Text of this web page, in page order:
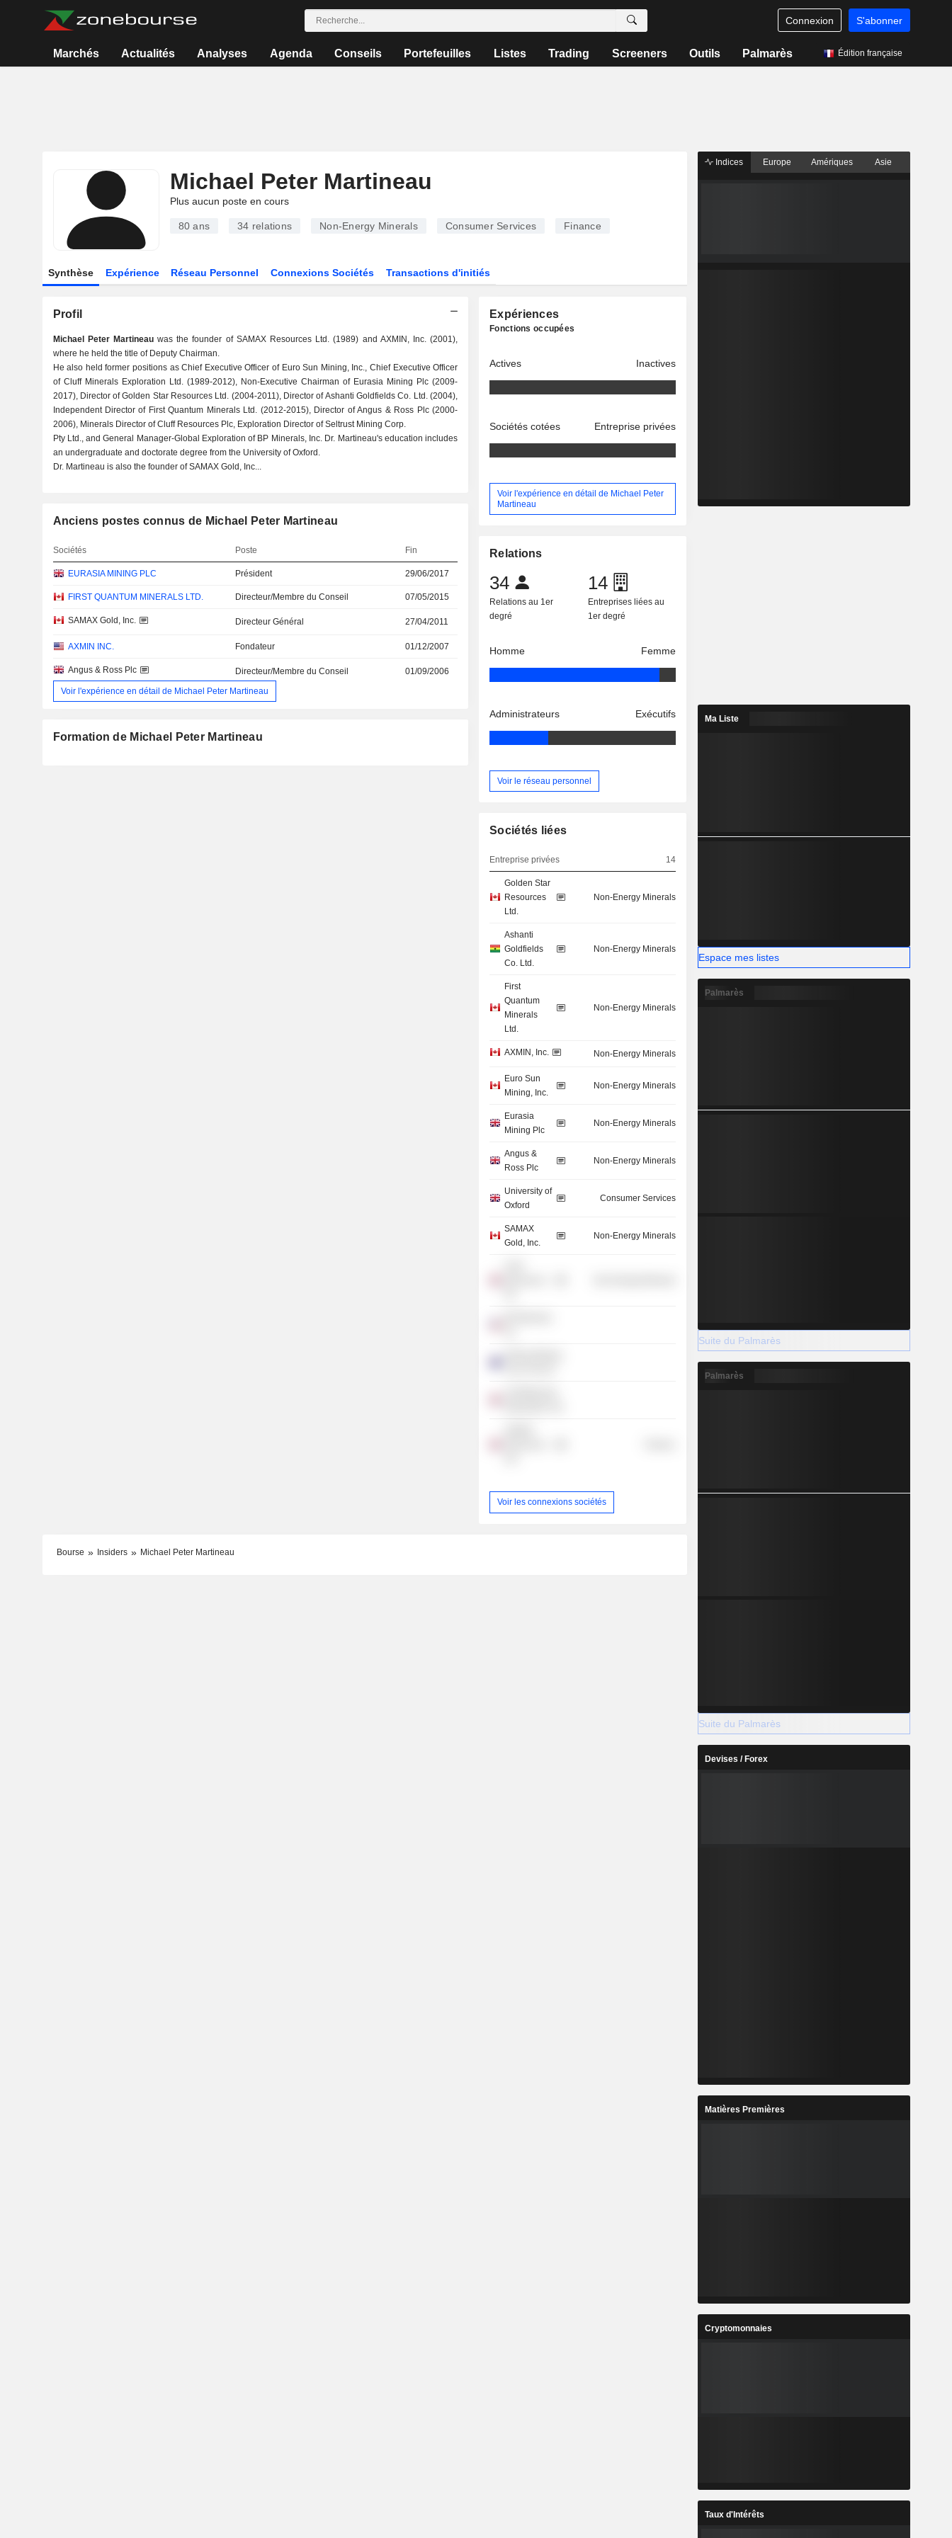
Connexion S'abonner
Marchés Actualités Analyses Agenda Conseils Portefeuilles Listes Trading Screeners Outils Palmarès Édition française
Michael Peter Martineau
Plus aucun poste en cours
80 ans 34 relations Non-Energy Minerals Consumer Services Finance
Synthèse Expérience Réseau Personnel Connexions Sociétés Transactions d'initiés
Profil
Michael Peter Martineauwas the founder of SAMAX Resources Ltd. (1989) and AXMIN, Inc. (2001),
where he held the title of Deputy Chairman.
He also held former positions as Chief Executive Officer of Euro Sun Mining, Inc., Chief Executive Officer
of Cluff Minerals Exploration Ltd. (1989-2012), Non-Executive Chairman of Eurasia Mining Plc (2009-
2017), Director of Golden Star Resources Ltd. (2004-2011), Director of Ashanti Goldfields Co. Ltd. (2004),
Independent Director of First Quantum Minerals Ltd. (2012-2015), Director of Angus & Ross Plc (2000-
2006), Minerals Director of Cluff Resources Plc, Exploration Director of Seltrust Mining Corp.
Pty Ltd., and General Manager-Global Exploration of BP Minerals, Inc. Dr. Martineau's education includes
an undergraduate and doctorate degree from the University of Oxford.
Dr. Martineau is also the founder of SAMAX Gold, Inc...
Anciens postes connus de Michael Peter Martineau
Sociétés Poste Fin
EURASIA MINING PLC Président 29/06/2017
FIRST QUANTUM MINERALS LTD. Directeur/Membre du Conseil 07/05/2015
SAMAX Gold, Inc. Directeur Général 27/04/2011
AXMIN INC. Fondateur 01/12/2007
Angus & Ross Plc Directeur/Membre du Conseil
01/09/2006
Voir l'expérience en détail de Michael Peter Martineau
Formation de Michael Peter Martineau
Expériences
Fonctions occupées
Actives Inactives
Sociétés cotées Entreprise privées
Voir l'expérience en détail de Michael Peter
Martineau
Relations
34
Relations au 1er
degré
14
Entreprises liées au
1er degré
Homme Femme
Administrateurs Exécutifs
Voir le réseau personnel
Sociétés liées
Entreprise privées 14
Golden Star
Resources
Ltd.
Non-Energy Minerals
Ashanti
Goldfields
Co. Ltd.
Non-Energy Minerals
First
Quantum
Minerals
Ltd.
Non-Energy Minerals
AXMIN, Inc. Non-Energy Minerals
Euro Sun
Mining, Inc.
Non-Energy Minerals
Eurasia
Mining Plc
Non-Energy Minerals
Angus &
Ross Plc
Non-Energy Minerals
University of
Oxford
Consumer Services
SAMAX
Gold, Inc.
Non-Energy Minerals
Voir les connexions sociétés
Bourse Insiders Michael Peter Martineau
Indices Europe Amériques Asie
Ma Liste
Espace mes listes
Palmarès
Suite du Palmarès
Palmarès
Suite du Palmarès
Devises / Forex
Matières Premières
Cryptomonnaies
Taux d'Intérêts